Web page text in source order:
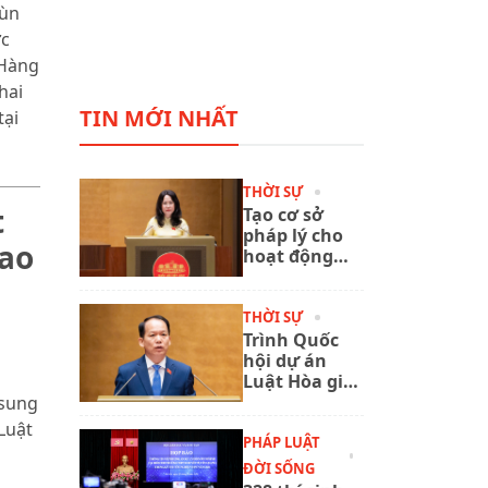
TIN MỚI NHẤT
THỜI SỰ
Tạo cơ sở
pháp lý cho
hoạt động
trong giai
đoạn mới
THỜI SỰ
Trình Quốc
hội dự án
Luật Hòa giải
PHÁP LUẬT
ĐỜI SỐNG